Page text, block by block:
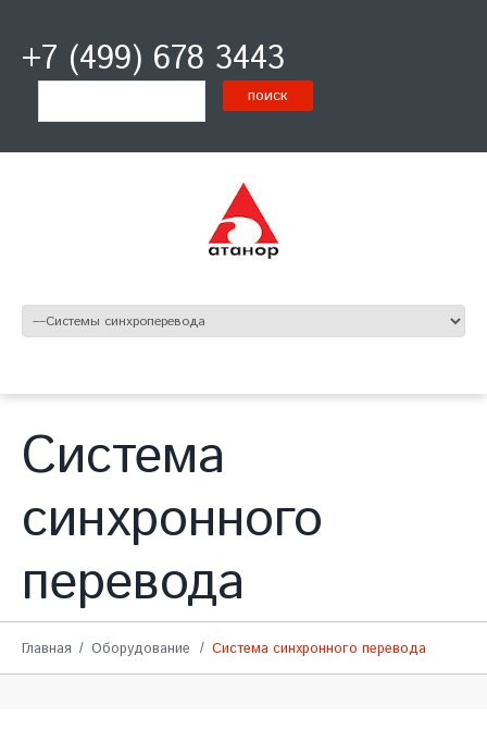
+7 (499) 678 3443
Система
синхронного
перевода
Главная Оборудование Система синхронного перевода